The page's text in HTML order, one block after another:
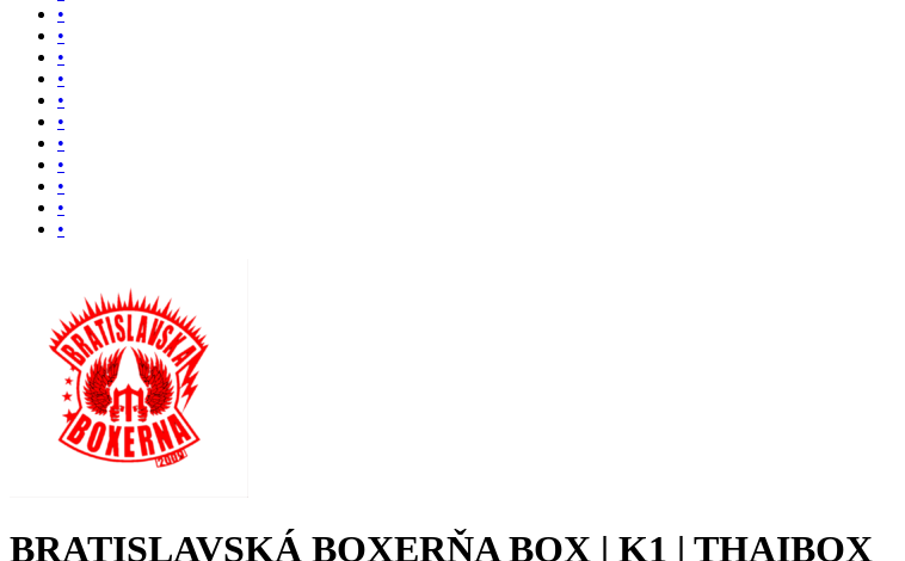
•
•
•
•
•
•
•
•
•
•
•
BRATISLAVSKÁ BOXERŇABOX | K1 | THAIBOX